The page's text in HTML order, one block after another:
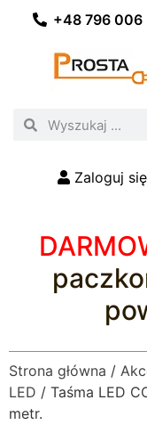
+48 796 006
Zaloguj się
Strona główna /
LED / Taśma LED
metr.